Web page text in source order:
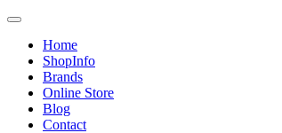
Toggle
navigationHome
ShopInfo
Brands
Online Store
Blog
Contact